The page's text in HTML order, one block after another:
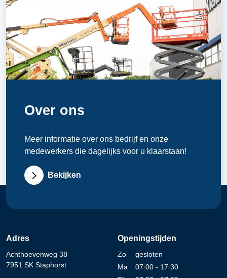
Over ons
Meer informatie over ons bedrijf en onze
medewerkers die dagelijks voor u klaarstaan!
Bekijken
Adres
Achthoevenweg 38
7951 SK Staphorst
Openingstijden
Zo
gesloten
Ma
07:00 - 17:30